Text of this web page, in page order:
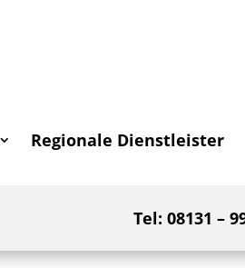
Regionale Dienstleister
Tel: 08131 –